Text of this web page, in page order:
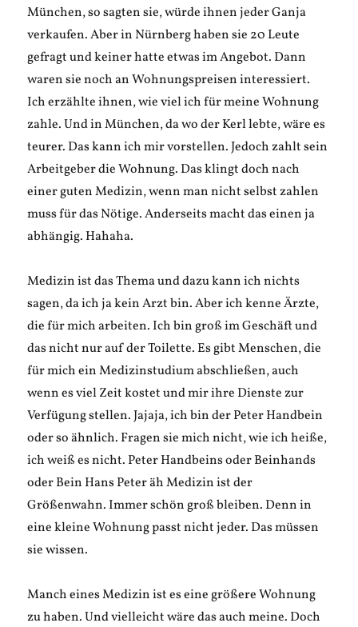
München, so sagten sie, würde ihnen jeder Ganja
verkaufen. Aber in Nürnberg haben sie 20 Leute
gefragt und keiner hatte etwas im Angebot. Dann
waren sie noch an Wohnungspreisen interessiert.
Ich erzählte ihnen, wie viel ich für meine Wohnung
zahle. Und in München, da wo der Kerl lebte, wäre es
teurer. Das kann ich mir vorstellen. Jedoch zahlt sein
Arbeitgeber die Wohnung. Das klingt doch nach
einer guten Medizin, wenn man nicht selbst zahlen
muss für das Nötige. Anderseits macht das einen ja
abhängig. Hahaha.
Medizin ist das Thema und dazu kann ich nichts
sagen, da ich ja kein Arzt bin. Aber ich kenne Ärzte,
die für mich arbeiten. Ich bin groß im Geschäft und
das nicht nur auf der Toilette. Es gibt Menschen, die
für mich ein Medizinstudium abschließen, auch
wenn es viel Zeit kostet und mir ihre Dienste zur
Verfügung stellen. Jajaja, ich bin der Peter Handbein
oder so ähnlich. Fragen sie mich nicht, wie ich heiße,
ich weiß es nicht. Peter Handbeins oder Beinhands
oder Bein Hans Peter äh Medizin ist der
Größenwahn. Immer schön groß bleiben. Denn in
eine kleine Wohnung passt nicht jeder. Das müssen
sie wissen.
Manch eines Medizin ist es eine größere Wohnung
zu haben. Und vielleicht wäre das auch meine. Doch